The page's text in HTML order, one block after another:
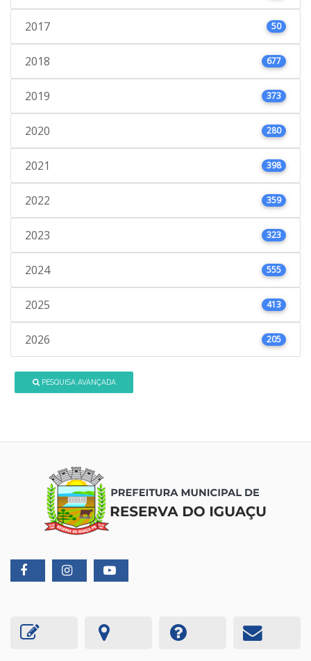
2017 50
2018 677
2019 373
2020 280
2021 398
2022 359
2023 323
2024 555
2025 413
2026 205
PESQUISA AVANÇADA